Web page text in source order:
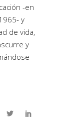
-en
y
de vida,
y